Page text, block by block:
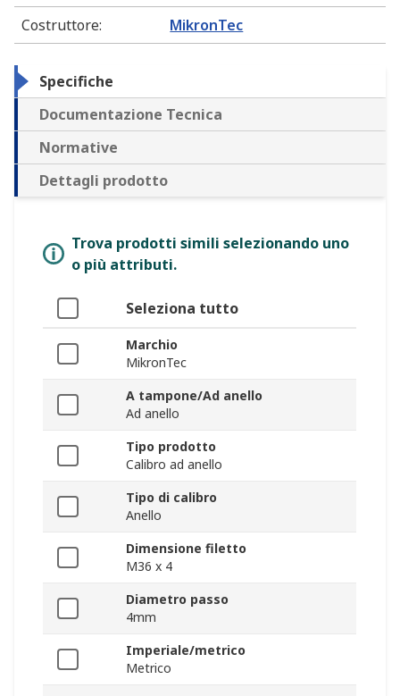
Costruttore: MikronTec
Specifiche
Documentazione Tecnica
Normative
Dettagli prodotto
Trova prodotti simili selezionando uno
o più attributi.
Seleziona tutto
Marchio
MikronTec
A tampone/Ad anello
Ad anello
Tipo prodotto
Calibro ad anello
Tipo di calibro
Anello
Dimensione filetto
M36 x 4
Diametro passo
4mm
Imperiale/metrico
Metrico